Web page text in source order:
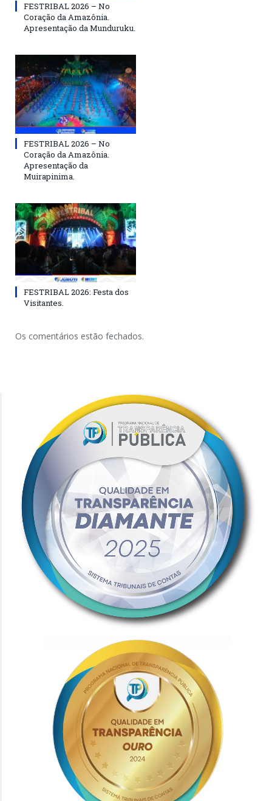
FESTRIBAL 2026 – No
Coração da Amazônia.
Apresentação da Munduruku.
FESTRIBAL 2026 – No
Coração da Amazônia.
Apresentação da
Muirapinima.
FESTRIBAL 2026: Festa dos
Visitantes.
Os comentários estão fechados.